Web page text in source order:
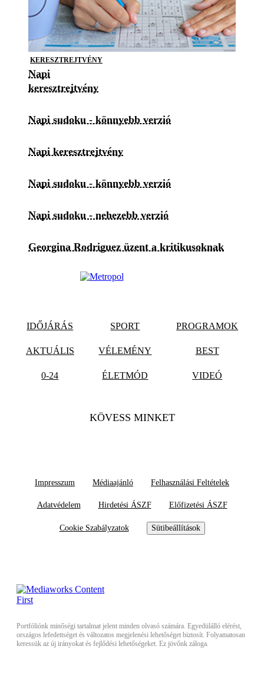
KERESZTREJTVÉNY
Napi
keresztrejtvény
Napi sudoku - könnyebb verzió
Napi keresztrejtvény
Napi sudoku - könnyebb verzió
Napi sudoku - nehezebb verzió
Georgina Rodriguez üzent a kritikusoknak
IDŐJÁRÁS SPORT PROGRAMOK
AKTUÁLIS VÉLEMÉNY BEST
0-24 ÉLETMÓD VIDEÓ
KÖVESS MINKET
Impresszum Médiaajánló Felhasználási Feltételek
Adatvédelem Hirdetési ÁSZF Előfizetési ÁSZF
Cookie Szabályzatok Sütibeállítások
Portfóliónk minőségi tartalmat jelent minden olvasó számára. Egyedülálló elérést,
országos lefedettséget és változatos megjelenési lehetőséget biztosít. Folyamatosan
keressük az új irányokat és fejlődési lehetőségeket. Ez jövőnk záloga.